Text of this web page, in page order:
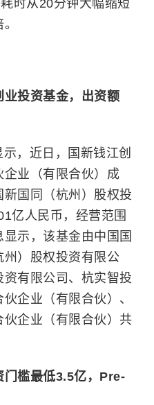
时从20分钟大幅缩短
投资基金，出资额
，近日，国新钱江创
业（有限合伙）成
国同（杭州）股权投
亿人民币，经营范围
示，该基金由中国国
）股权投资有限公
有限公司、杭实智投
企业（有限合伙）、
伙企业（有限合伙）共
门槛最低3.5亿，Pre-